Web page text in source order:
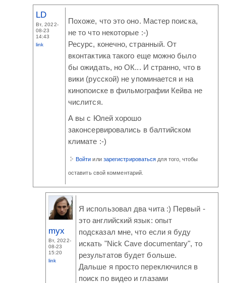
LD
Вт, 2022-
08-23
14:43
link
Похоже, что это оно. Мастер поиска,
не то что некоторые :-)
Ресурс, конечно, странный. От
вконтактика такого еще можно было
бы ожидать, но ОК... И странно, что в
вики (русской) не упоминается и на
кинопоиске в фильмографии Кейва не
числится.
А вы с Юлей хорошо
законсервировались в балтийском
климате :-)
Войти или зарегистрироваться для того, чтобы
оставить свой комментарий.
myx
Вт, 2022-
08-23
15:20
link
Я использовал два чита :) Первый -
это английский язык: опыт
подсказал мне, что если я буду
искать "Nick Cave documentary", то
результатов будет больше.
Дальше я просто переключился в
поиск по видео и глазами